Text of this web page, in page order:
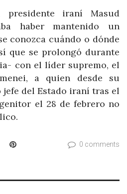
iraní Masud
haber mantenido un
conozca cuándo o dónde
que se prolongó durante
con el líder supremo, el
a quien desde su
del Estado iraní tras el
el 28 de febrero no
Pinterest 0 comments